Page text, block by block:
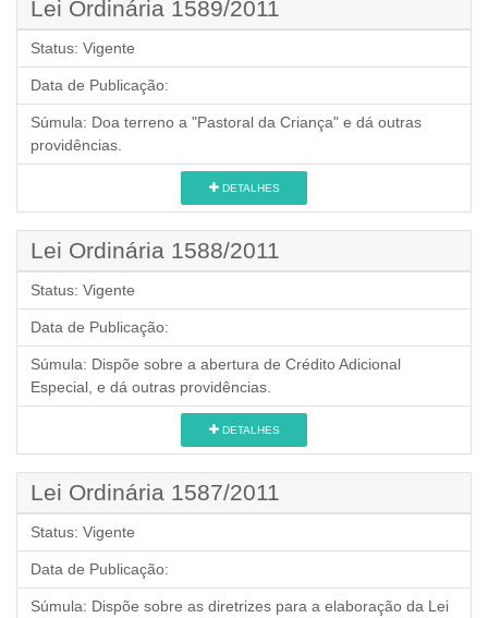
Lei Ordinária 1589/2011
Status: Vigente
Data de Publicação:
Súmula: Doa terreno a "Pastoral da Criança" e dá outras
providências.
DETALHES
Lei Ordinária 1588/2011
Status: Vigente
Data de Publicação:
Súmula: Dispõe sobre a abertura de Crédito Adicional
Especial, e dá outras providências.
DETALHES
Lei Ordinária 1587/2011
Status: Vigente
Data de Publicação:
Súmula: Dispõe sobre as diretrizes para a elaboração da Lei